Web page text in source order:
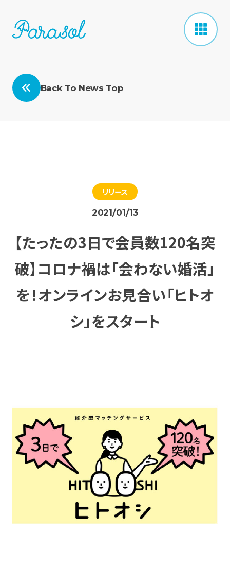
Back To News Top
リリース
2021/01/13
【たったの3日で会員数120名突
破】コロナ禍は「会わない婚活」
を！オンラインお見合い「ヒトオ
シ」をスタート